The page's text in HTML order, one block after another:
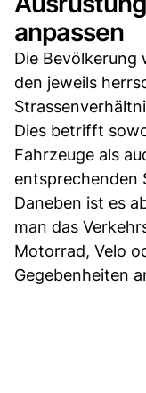
anpassen
Die Bevölkerung
den jeweils
Dies betrifft
Fahrzeuge als
entsprechenden
Daneben ist es
man das
Motorrad, Velo
Gegebenheiten